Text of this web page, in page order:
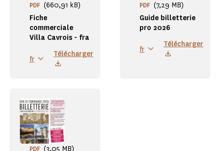
Fiche
commerciale
Villa Cavrois - fra
PDF (660,91 kB)
fr
Télécharger
Guide billetterie
pro 2026
PDF (7,29 MB)
fr
Télécharger
PDF (3,05 MB)